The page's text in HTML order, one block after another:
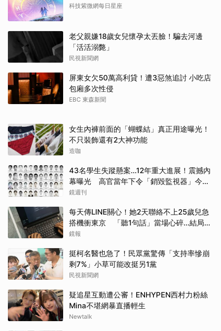
科技紫微網每日星座
老父親嫌18歲女兒懷孕太丟臉！騙去河邊
「活活溺斃」
民視新聞網
屏東女欠50萬高利貸！遭3惡煞追討 小吃店
包廂多次性侵
EBC 東森新聞
女生內褲前面的「蝴蝶結」真正用途曝光！
不只裝飾還有2大神功能
造咖
43名學生失蹤懸案...12年重大進展！震撼內
幕曝光 高官當年下令「銷毀監視器」今遭
逮
鏡週刊
每天傳LINE關心！她2天聯絡不上25歲兒急
搭機衝東京 「聽1句話」當場心碎...結局看
哭網
鏡報
挺柯名醫也急了！民眾黨驚傳「支持率慘崩
剩7%」小草可能改挺另1黨
民視新聞網
疑追星互動遭公審！ENHYPEN西村力粉絲
Mina不堪網暴直播輕生
Newtalk